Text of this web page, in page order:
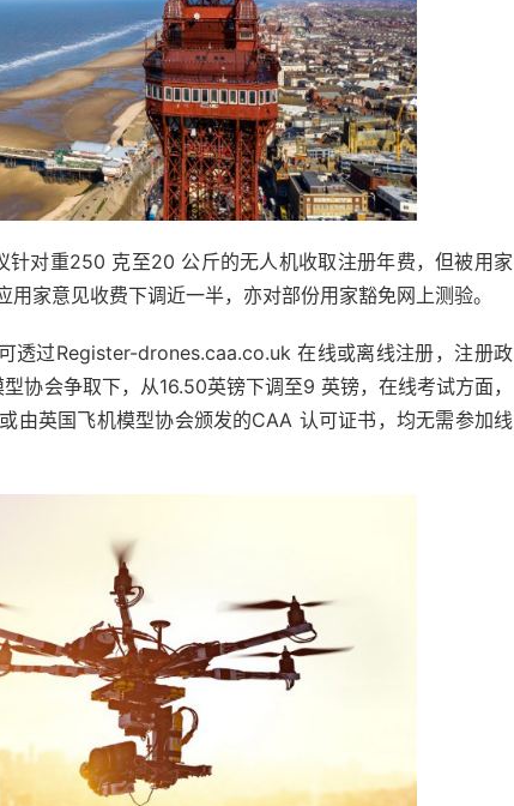
对重250 克至20 公斤的无人机收取注册年费，但被用家
家意见收费下调近一半，亦对部份用家豁免网上测验。
透过Register-drones.caa.co.uk 在线或离线注册，注册政
协会争取下，从16.50英镑下调至9 英镑，在线考试方面，
由英国飞机模型协会颁发的CAA 认可证书，均无需参加线